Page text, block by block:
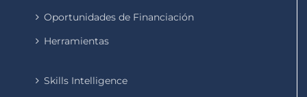
Oportunidades de Financiación
Herramientas
Skills Intelligence